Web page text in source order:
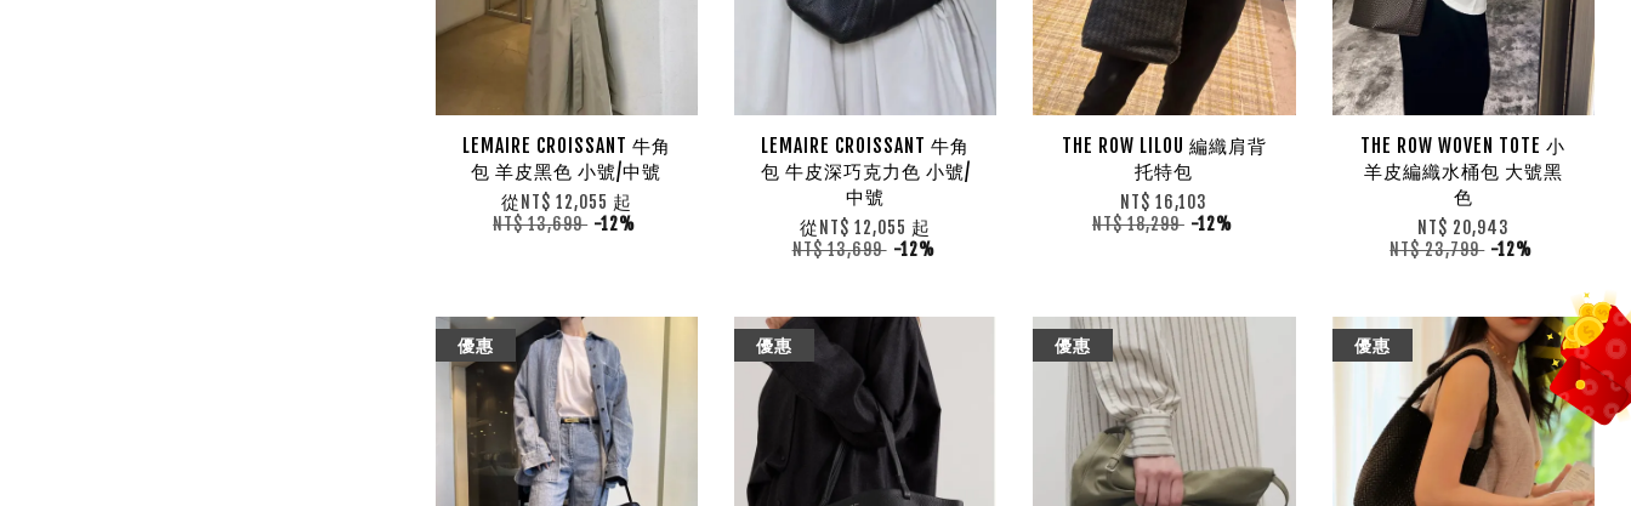
LEMAIRE CROISSANT 牛角
包 羊皮黑色 小號/中號
從 NT$ 12,055 起
NT$ 13,699 -12%
LEMAIRE CROISSANT 牛角
包 牛皮深巧克力色 小號/
中號
從 NT$ 12,055 起
NT$ 13,699 -12%
THE ROW LILOU 編織肩背
托特包
NT$ 16,103
NT$ 18,299 -12%
THE ROW WOVEN TOTE 小
羊皮編織水桶包 大號黑
色
NT$ 20,943
NT$ 23,799 -12%
優惠 優惠 優惠 優惠